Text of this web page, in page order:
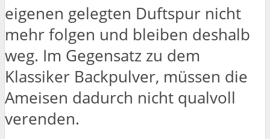
eigenen gelegten Duftspur nicht
mehr folgen und bleiben deshalb
weg. Im Gegensatz zu dem
Klassiker Backpulver, müssen die
Ameisen dadurch nicht qualvoll
verenden.